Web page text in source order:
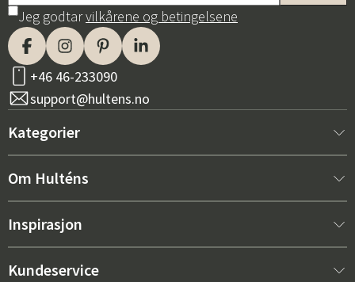
Jeg godtarvilkårene og betingelsene
+46 46-233090
support@hultens.no
Kategorier
Nytt hos oss
Innredning
Om Hulténs
Om Hulténs
Inspirasjon
Bestselger
Kundeservice